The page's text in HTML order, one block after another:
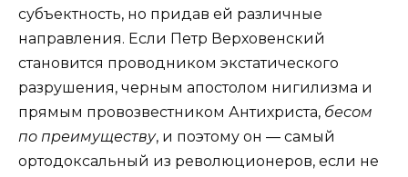
субъектность, но придав ей различные
направления. Если Петр Верховенский
становится проводником экстатического
разрушения, черным апостолом нигилизма и
прямым провозвестником Антихриста, бесом
по преимуществу, и поэтому он — самый
ортодоксальный из революционеров, если не